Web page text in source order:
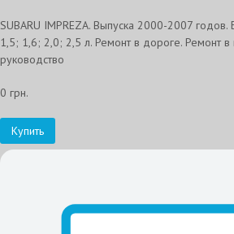
SUBARU IMPREZA. Выпуска 2000-2007 годов.
1,5; 1,6; 2,0; 2,5 л. Ремонт в дороге. Ремонт в
руководство
0 грн.
Купить